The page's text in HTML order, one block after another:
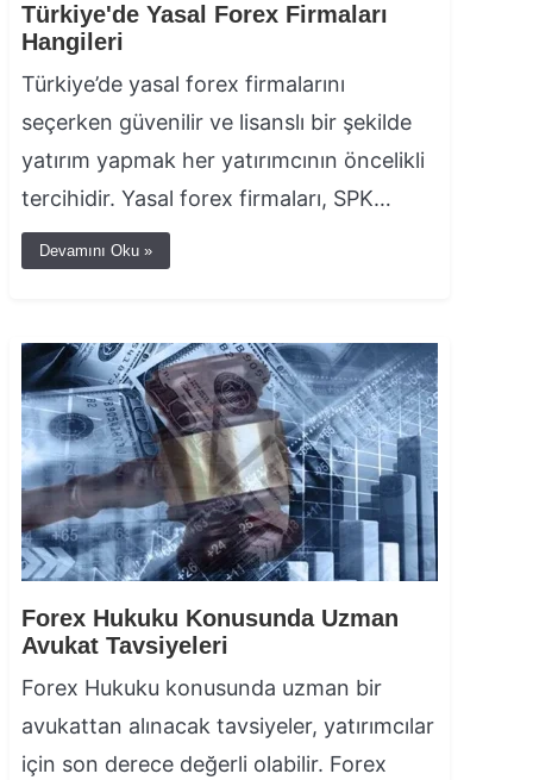
Türkiye'de Yasal Forex Firmaları
Hangileri
Türkiye’de yasal forex firmalarını
seçerken güvenilir ve lisanslı bir şekilde
yatırım yapmak her yatırımcının öncelikli
tercihidir. Yasal forex firmaları, SPK…
Devamını Oku »
Forex Hukuku Konusunda Uzman
Avukat Tavsiyeleri
Forex Hukuku konusunda uzman bir
avukattan alınacak tavsiyeler, yatırımcılar
için son derece değerli olabilir. Forex